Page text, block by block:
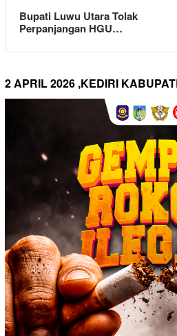
Bupati Luwu Utara Tolak
Perpanjangan HGU…
2 APRIL 2026 ,KEDIRI